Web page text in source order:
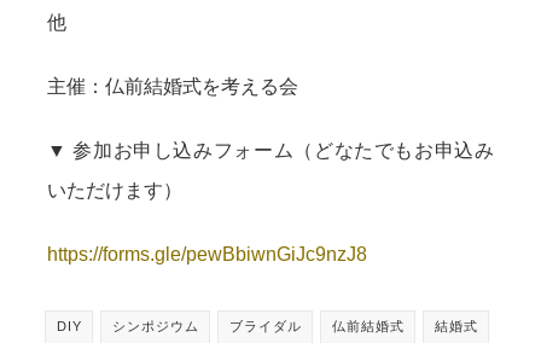
他
主催：仏前結婚式を考える会
▼ 参加お申し込みフォーム（どなたでもお申込み
いただけます）
https://forms.gle/pewBbiwnGiJc9nzJ8
DIY シンポジウム ブライダル 仏前結婚式 結婚式